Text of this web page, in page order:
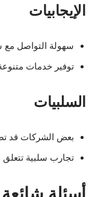
الإيجابيات
سهولة التواصل مع
توفير خدمات
السلبيات
بعض الشركات قد
تجارب سلبية تتعلق